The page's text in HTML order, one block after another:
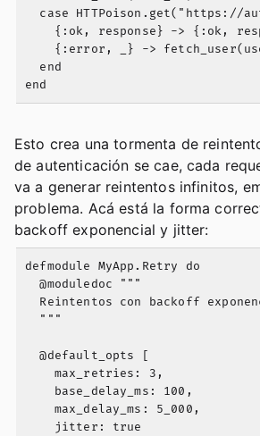
case HTTPoison.get("https://
{:ok, response} -> {:ok,
{:error, _} ->
  end
Esto crea una tormenta de
de autenticación se cae, cada
va a generar reintentos infinitos,
problema. Acá está la forma
backoff exponencial y jitter:
defmodule MyApp.Retry do
  @moduledoc """
Reintentos con backoff
  """
  @default_opts [
    max_retries: 3,
    base_delay_ms: 100,
    max_delay_ms: 5_000,
    jitter: true